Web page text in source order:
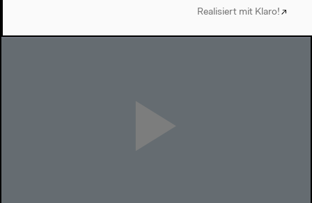
Realisiert mit Klaro!